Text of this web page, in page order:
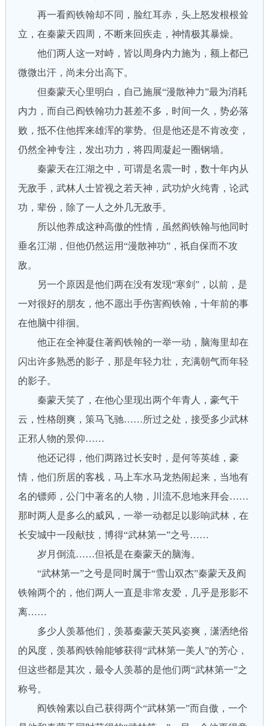
再一看阎铁翰却不同，脸红耳赤，头上怒发根根耸
立，在秦蒙天四周，不断来回疾走，神情极其暴燥。
他们两人这一对峙，皆以周身内力施为，额上都已
微微出汗，尚未分出高下。
但秦蒙天心里明白，自己施展“漫散神力”最为消耗
内力，而自己阎铁翰功力甚差不多，时间一久，势必落
败，抵不住他挥来雄浑的掌势。但是他还是不肯改变，
仍然全神专注，发出功力，将四周凝起一圈钢墙。
秦蒙天在江湖之中，可谓是名震一时，数十年内从
无敌手，武林人士皆视之若天神，武功炉火纯青，论武
功，辈份，除了一人之外几无敌手。
所以他养成这种高傲的性情，虽然阎铁翰与他同时
垂名江湖，但他仍然运用“漫散神功”，祇自保而不攻
敌。
另一个原因是他们两在没有发现“寒剑”，以前，是
一对很好的朋友，他不愿出手伤害阎铁翰，十年前的事
在他脑中徘徊。
他正在全神凝住著阎铁翰的一举一动，脑海里却在
闪出许多熟悉的影子，那是年轻力壮，充满朝气而年轻
的影子。
秦蒙天笑了，在他心里现出两个年青人，豪气干
云，性格朗爽，策马飞驰……所过之处，接受多少武林
正邪人物的景仰……
他还记得，他们两路过长安时，是何等英雄，豪
情，他们所居的客栈，马上车水马龙热闹起来，当地有
名的镖师，公门中著名的人物，川流不息地来拜会……
那时两人是多么的威风，一举一动都足以影响武林，在
长安城中一段献技，博得“武林第一”之号……
岁月倒流……但祇是在秦蒙天的脑海。
“武林第一”之号是同时属于“雪山双杰”秦蒙天及阎
铁翰两个的，他们两人一直是非常友爱，几乎是形影不
离……
多少人羡慕他们，羡慕秦蒙天英风姿爽，潇洒绝俗
的风度，羡慕阎铁翰能够获得“武林第一美人”的芳心，
但这些都是其次，最令人羡慕的是他们两“武林第一”之
称号。
阎铁翰素以自己获得两个“武林第一”而自傲，一个